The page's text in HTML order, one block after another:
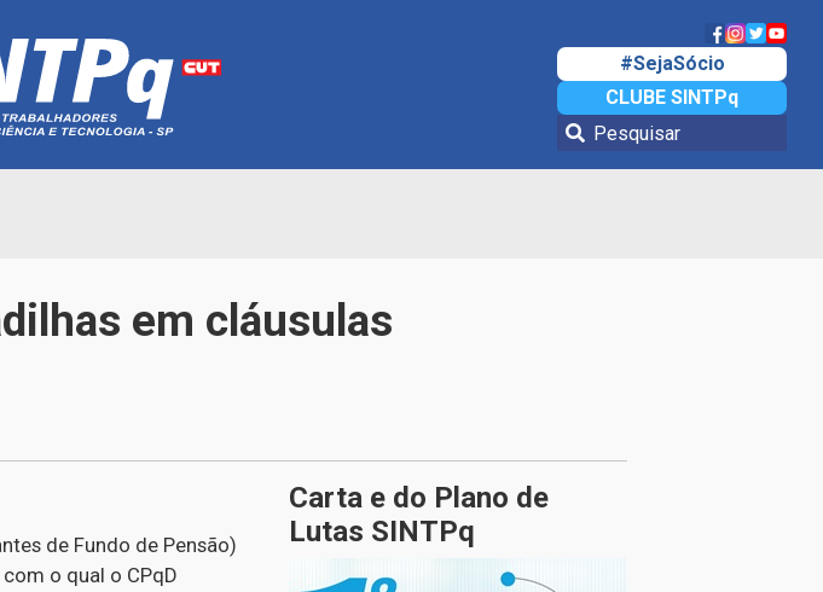
#SejaSócio
CLUBE SINTPq
em cláusulas
de Fundo de Pensão)
o qual o CPqD
Carta e do Plano de
Lutas SINTPq